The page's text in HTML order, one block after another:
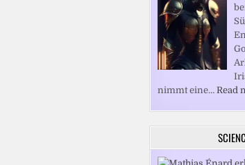
nimmt eine… Read